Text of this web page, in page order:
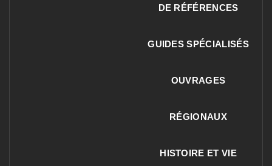
DE RÉFÉRENCES
GUIDES SPÉCIALISÉS
OUVRAGES
RÉGIONAUX
HISTOIRE ET VIE